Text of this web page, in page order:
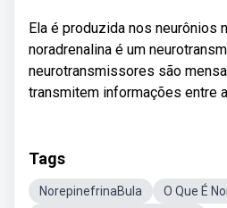
Ela é produzida nos neurônios
noradrenalina é um
neurotransmissores são
transmitem informações entre
Tags
NorepinefrinaBula
O Que É